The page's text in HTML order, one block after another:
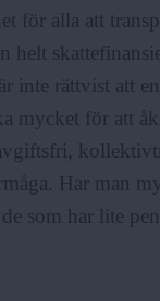
för alla att
helt
inte rättvist att
mycket för att
Har man
som har lite